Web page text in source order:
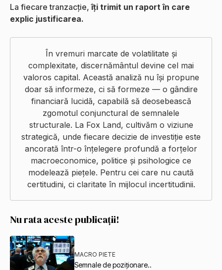
La fiecare tranzacție,îți trimit un raport în care
explic justificarea.
În vremuri marcate de volatilitate și
complexitate, discernământul devine cel mai
valoros capital. Această analiză nu își propune
doar să informeze, ci să formeze — o gândire
financiară lucidă, capabilă să deosebească
zgomotul conjunctural de semnalele
structurale. La Fox Land, cultivăm o viziune
strategică, unde fiecare decizie de investiție este
ancorată într-o înțelegere profundă a forțelor
macroeconomice, politice și psihologice ce
modelează piețele. Pentru cei care nu caută
certitudini, ci claritate în mijlocul incertitudinii.
Nu rata aceste publicații!
MACRO PIETE
Semnale de poziționare..